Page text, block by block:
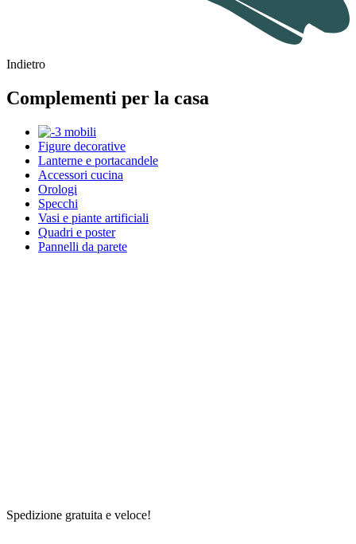
Indietro
Complementi per la casa
Figure decorative
Lanterne e portacandele
Accessori cucina
Orologi
Specchi
Vasi e piante artificiali
Quadri e poster
Pannelli da parete
Spedizione gratuita e veloce!